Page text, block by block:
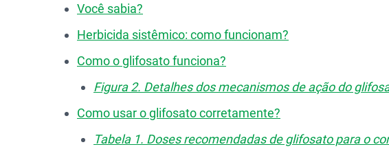
Você sabia?
Herbicida sistêmico: como funcionam?
Como o glifosato funciona?
Figura 2. Detalhes dos mecanismos de ação do
Como usar o glifosato corretamente?
Tabela 1. Doses recomendadas de glifosato para o